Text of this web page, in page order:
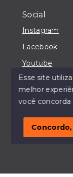
Social
Instagram
Facebook
Youtube
© Copyright
SITE PARA IMOBILIARIA
Esse site utiliza
melhor
você concorda